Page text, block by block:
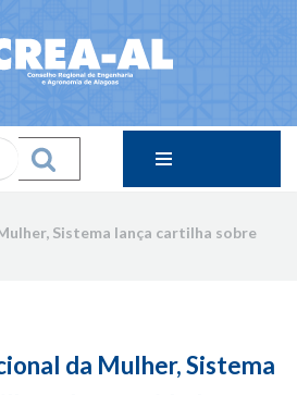
Sistema lança cartilha sobre
da Mulher, Sistema